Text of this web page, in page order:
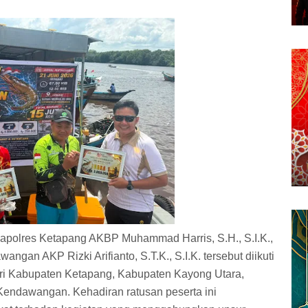
Ketapang AKBP Muhammad Harris, S.H., S.I.K.,
AKP Rizki Arifianto, S.T.K., S.I.K. tersebut diikuti
Kabupaten Ketapang, Kabupaten Kayong Utara,
Kehadiran ratusan peserta ini